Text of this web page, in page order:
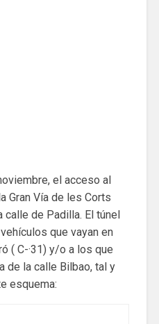
el acceso al
Gran Vía de les Corts
calle de Padilla. El túnel
que vayan en
( C-·31) y/o a los que
de la calle Bilbao, tal y
esquema: